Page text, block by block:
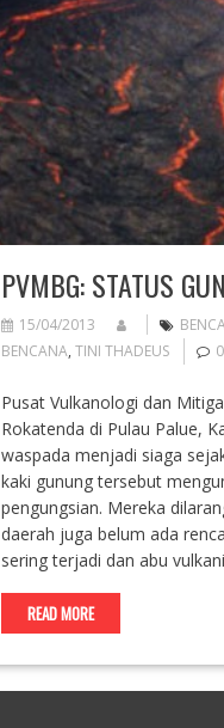
PVMBG: STATUS
15/04/2013
BENCANA, TINI THADEUS
Pusat Vulkanologi dan
Rokatenda di Pulau Palue,
waspada menjadi siaga
kaki gunung tersebut
pengungsian. Mereka
daerah juga belum ada
sering terjadi dan abu
READ MORE